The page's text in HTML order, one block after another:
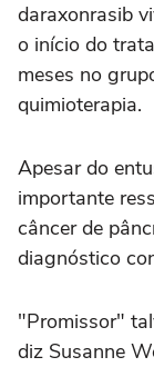
daraxonrasib
o início do
meses no
quimioterapia.
Apesar do
importante
câncer de
diagnóstico
"Promissor"
diz Susanne